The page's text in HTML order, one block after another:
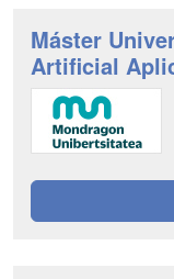
Máster
Artificial